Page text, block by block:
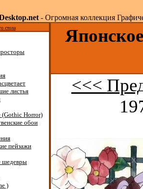
- Огромная коллекция
стола
листья
(Gothic Horror)
обои
пейзажи
шедевры
)
<<<